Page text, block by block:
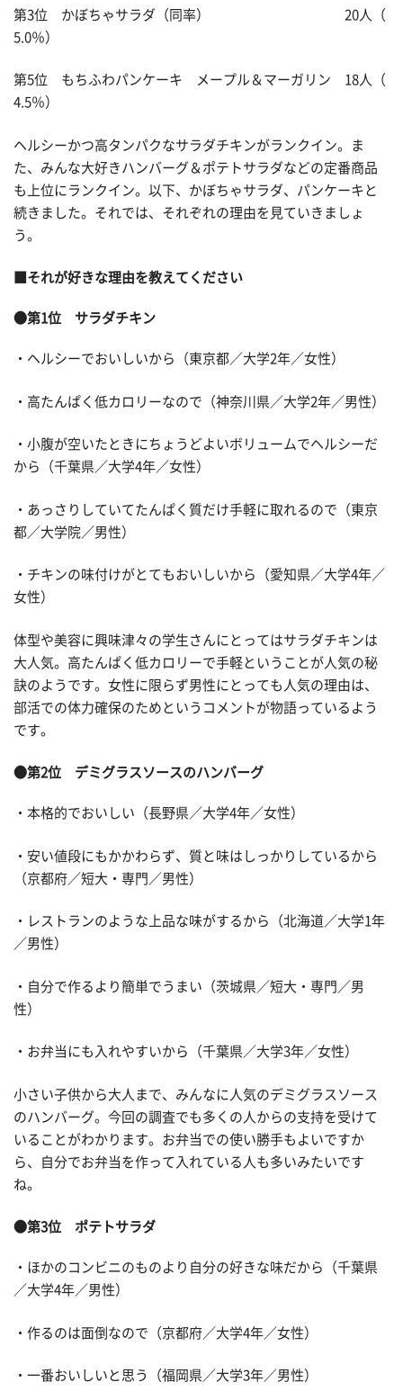
第3位 かぼちゃサラダ（同率） 20人（
5.0％）
第5位 もちふわパンケーキ メープル＆マーガリン 18人（
4.5％）
ヘルシーかつ高タンパクなサラダチキンがランクイン。ま
た、みんな大好きハンバーグ＆ポテトサラダなどの定番商品
も上位にランクイン。以下、かぼちゃサラダ、パンケーキと
続きました。それでは、それぞれの理由を見ていきましょ
う。
■それが好きな理由を教えてください
●第1位 サラダチキン
・ヘルシーでおいしいから（東京都／大学2年／女性）
・高たんぱく低カロリーなので（神奈川県／大学2年／男性）
・小腹が空いたときにちょうどよいボリュームでヘルシーだ
から（千葉県／大学4年／女性）
・あっさりしていてたんぱく質だけ手軽に取れるので（東京
都／大学院／男性）
・チキンの味付けがとてもおいしいから（愛知県／大学4年／
女性）
体型や美容に興味津々の学生さんにとってはサラダチキンは
大人気。高たんぱく低カロリーで手軽ということが人気の秘
訣のようです。女性に限らず男性にとっても人気の理由は、
部活での体力確保のためというコメントが物語っているよう
です。
●第2位 デミグラスソースのハンバーグ
・本格的でおいしい（長野県／大学4年／女性）
・安い値段にもかかわらず、質と味はしっかりしているから
（京都府／短大・専門／男性）
・レストランのような上品な味がするから（北海道／大学1年
／男性）
・自分で作るより簡単でうまい（茨城県／短大・専門／男
性）
・お弁当にも入れやすいから（千葉県／大学3年／女性）
小さい子供から大人まで、みんなに人気のデミグラスソース
のハンバーグ。今回の調査でも多くの人からの支持を受けて
いることがわかります。お弁当での使い勝手もよいですか
ら、自分でお弁当を作って入れている人も多いみたいです
ね。
●第3位 ポテトサラダ
・ほかのコンビニのものより自分の好きな味だから（千葉県
／大学4年／男性）
・作るのは面倒なので（京都府／大学4年／女性）
・一番おいしいと思う（福岡県／大学3年／男性）